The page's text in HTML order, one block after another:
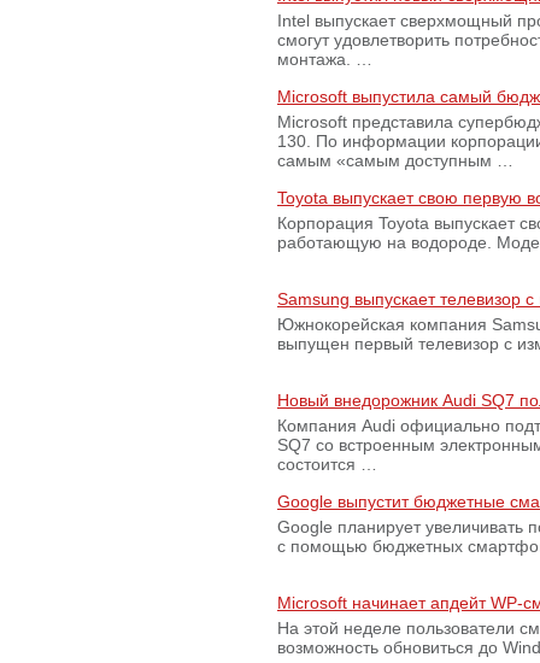
Intel выпускает сверхмощный
смогут удовлетворить
монтажа. …
Microsoft выпустила самый
Microsoft представила
130. По информации
самым «самым доступным …
Toyota выпускает свою первую
Корпорация Toyota выпускает
работающую на водороде.
Samsung выпускает телевизор
Южнокорейская компания
выпущен первый телевизор с
Новый внедорожник Audi SQ7
Компания Audi официально
SQ7 со встроенным
состоится …
Google выпустит бюджетные
Google планирует увеличивать
с помощью бюджетных
Microsoft начинает апдейт WP-
На этой неделе пользователи
возможность обновиться до